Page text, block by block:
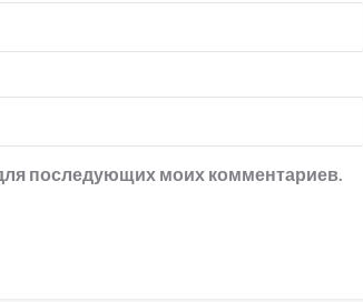
последующих моих комментариев.